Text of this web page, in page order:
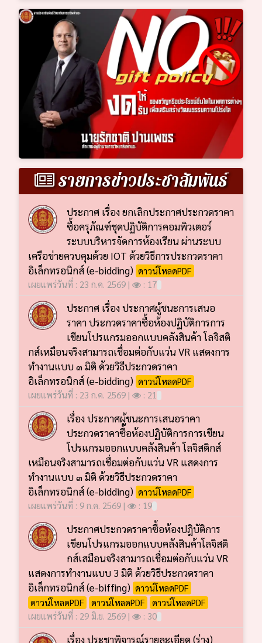
รายการข่าวประชาสัมพันธ์
ประกาศ เรื่อง ยกเลิกประกาศประกวดราคา
ซื้อครุภัณฑ์ชุดปฏิบัติการคอมพิวเตอร์
ระบบบริหารจัดการห้องเรียน ผ่านระบบ
เครือข่ายควบคุมด้วย IOT ด้วยวิธีการประกวดราคา
อิเล็กทรอนิกส์ (e-bidding) ดาวน์โหลดPDF
เผยแพร่วันที่ : 23 ก.ค. 2569 |
: 17
ประกาศ เรื่อง ประกาศผู้ชนะการเสนอ
ราคา ประกวดราคาซื้อห้องปฏิบัติการการ
เขียนโปรแกรมออกแบบคลังสินค้า โลจิสติ
กส์เหมือนจริงสามารถเชื่อมต่อกับแว่น VR แสดงการ
ทำงานแบบ ๓ มิติ ด้วยวิธีประกวดราคา
อิเล็กทรอนิกส์ (e-bidding) ดาวน์โหลดPDF
เผยแพร่วันที่ : 23 ก.ค. 2569 |
: 21
เรื่อง ประกาศผู้ชนะการเสนอราคา
ประกวดราคาซื้อห้องปฏิบัติการการเขียน
โปรแกรมออกแบบคลังสินค้า โลจิสติกส์
เหมือนจริงสามารถเชื่อมต่อกับแว่น VR แสดงการ
ทำงานแบบ ๓ มิติ ด้วยวิธีประกวดราคา
อิเล็กทรอนิกส์ (e-bidding) ดาวน์โหลดPDF
เผยแพร่วันที่ : 9 ก.ค. 2569 |
: 19
ประกาศประกวดราคาซื้อห้องปฎิบัติการ
เขียนโปรแกรมออกแบบคลังสินค้าโลจิสติ
กส์เสมือนจริงสามารถเชื่อมต่อกับแว่น VR
แสดงการทำงานแบบ 3 มิติ ด้วยวิธีประกวดราคา
อิเล็กทรอนิกส์ (e-biffing) ดาวน์โหลดPDF
ดาวน์โหลดPDF
ดาวน์โหลดPDF
ดาวน์โหลดPDF
เผยแพร่วันที่ : 29 มิ.ย. 2569 |
: 30
เรื่อง ประชาพิจารณ์รายละเอียด (ร่าง)